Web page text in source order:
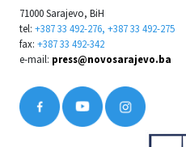
71000 Sarajevo, BiH
tel: +387 33 492-276, +387 33 492-275
fax: +387 33 492-342
e-mail: press@novosarajevo.ba